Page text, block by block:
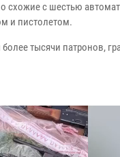
схожие с шестью
и пистолетом.
тысячи патронов,